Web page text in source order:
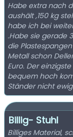
Habe extra nach
aushält ,150 kg
habe ich bei
.Habe sie gerade
die
Metall schon
Euro. Der
bequem hoch
Ständer nicht
Billig- Stuhl
Billiges Material,